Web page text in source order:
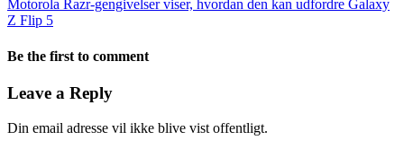
Motorola Razr-gengivelser viser, hvordan den kan udfordre Galaxy
Z Flip 5
Be the first to comment
Leave a Reply
Din email adresse vil ikke blive vist offentligt.